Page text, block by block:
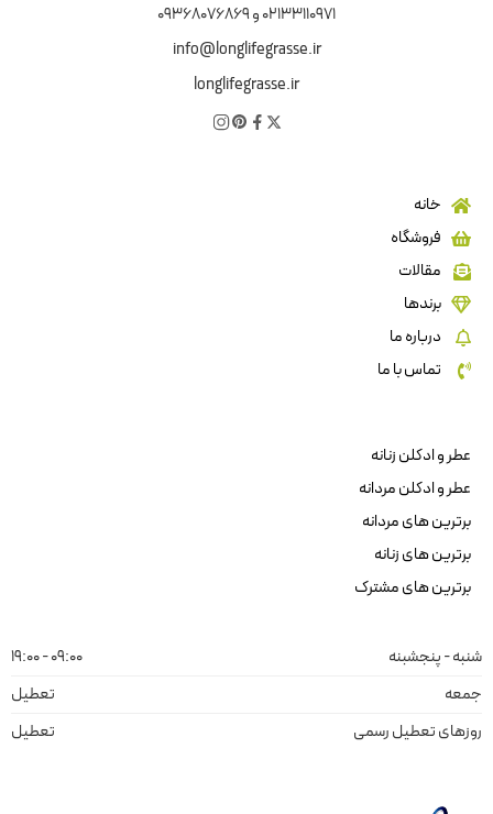
02133110971 و 09368076869
info@longlifegrasse.ir
longlifegrasse.ir
خانه
فروشگاه
مقالات
برندها
درباره ما
تماس با ما
عطر و ادکلن زنانه
عطر و ادکلن مردانه
برترین های مردانه
برترین های زنانه
برترین های مشترک
شنبه - پنجشبنه
09:00 - 19:00
جمعه
تعطیل
روزهای تعطیل رسمی
تعطیل